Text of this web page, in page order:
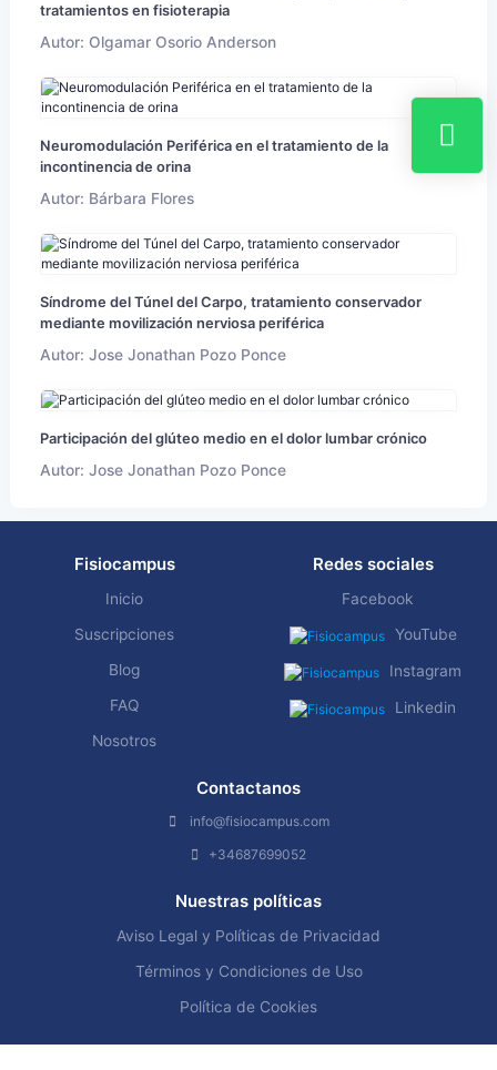
tratamientos en fisioterapia
Autor: Olgamar Osorio Anderson
Neuromodulación Periférica en el tratamiento de la
incontinencia de orina
Autor: Bárbara Flores
Síndrome del Túnel del Carpo, tratamiento conservador
mediante movilización nerviosa periférica
Autor: Jose Jonathan Pozo Ponce
Participación del glúteo medio en el dolor lumbar crónico
Autor: Jose Jonathan Pozo Ponce
Fisiocampus
Inicio
Suscripciones
Blog
FAQ
Nosotros
Redes sociales
Facebook
YouTube
Instagram
Linkedin
Contactanos
info@fisiocampus.com
+34687699052
Nuestras políticas
Aviso Legal y Políticas de Privacidad
Términos y Condiciones de Uso
Política de Cookies